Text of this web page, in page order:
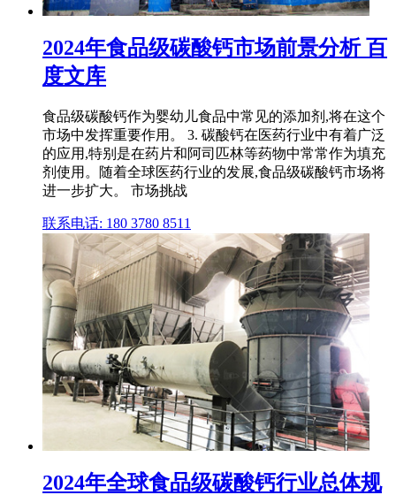
2024年食品级碳酸钙市场前景分析 百
度文库
食品级碳酸钙作为婴幼儿食品中常见的添加剂,将在这个
市场中发挥重要作用。 3. 碳酸钙在医药行业中有着广泛
的应用,特别是在药片和阿司匹林等药物中常常作为填充
剂使用。随着全球医药行业的发展,食品级碳酸钙市场将
进一步扩大。 市场挑战
联系电话: 180 3780 8511
2024年全球食品级碳酸钙行业总体规